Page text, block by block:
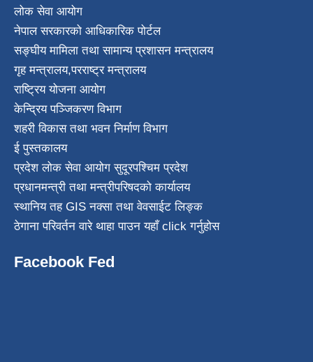
लोक सेवा आयोग
नेपाल सरकारको आधिकारिक पोर्टल
सङ्घीय मामिला तथा सामान्य प्रशासन मन्त्रालय
गृह मन्त्रालय,परराष्ट्र मन्त्रालय
राष्ट्रिय योजना आयोग
केन्द्रिय पञ्जिकरण विभाग
शहरी विकास तथा भवन निर्माण विभाग
ई पुस्तकालय
प्रदेश लोक सेवा आयोग सुदूरपश्चिम प्रदेश
प्रधानमन्त्री तथा मन्त्रीपरिषदको कार्यालय
स्थानिय तह GIS नक्सा तथा वेवसाईट लिङ्क
ठेगाना परिवर्तन वारे थाहा पाउन यहाँ click गर्नुहोस
Facebook Fed